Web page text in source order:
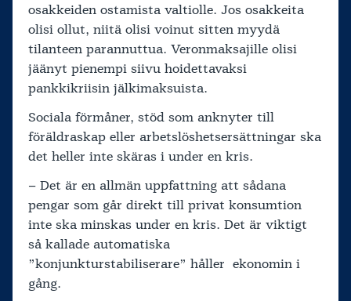
osakkeiden ostamista valtiolle. Jos osakkeita
olisi ollut, niitä olisi voinut sitten myydä
tilanteen parannuttua. Veronmaksajille olisi
jäänyt pienempi siivu hoidettavaksi
pankkikriisin jälkimaksuista.
Sociala förmåner, stöd som anknyter till
föräldraskap eller arbetslöshetsersättningar ska
det heller inte skäras i under en kris.
– Det är en allmän uppfattning att sådana
pengar som går direkt till privat konsumtion
inte ska minskas under en kris. Det är viktigt
så kallade automatiska
”konjunkturstabiliserare” håller ekonomin i
gång.